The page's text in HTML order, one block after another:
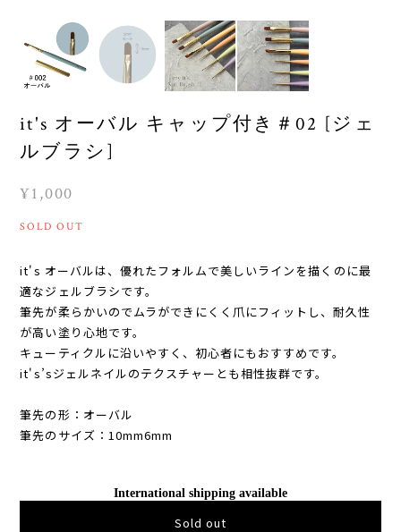
it's オーバル キャップ付き＃02 [ジェ
ルブラシ]
¥1,000
SOLD OUT
it's オーバルは、優れたフォルムで美しいラインを描くのに最
適なジェルブラシです。
筆先が柔らかいのでムラができにくく爪にフィットし、耐久性
が高い塗り心地です。
キューティクルに沿いやすく、初心者にもおすすめです。
it's’sジェルネイルのテクスチャーとも相性抜群です。
筆先の形：オーバル
筆先のサイズ：10mm6mm
International shipping available
Sold out